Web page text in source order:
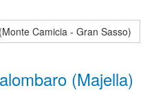
Camicia - Gran Sasso)
(Majella)